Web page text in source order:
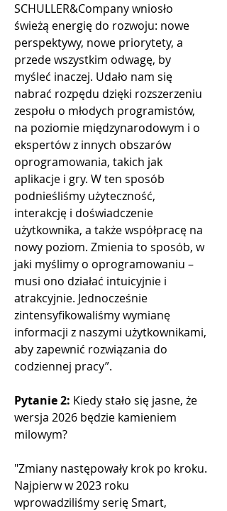
SCHULLER&Company wniosło
świeżą energię do rozwoju: nowe
perspektywy, nowe priorytety, a
przede wszystkim odwagę, by
myśleć inaczej. Udało nam się
nabrać rozpędu dzięki rozszerzeniu
zespołu o młodych programistów,
na poziomie międzynarodowym i o
ekspertów z innych obszarów
oprogramowania, takich jak
aplikacje i gry. W ten sposób
podnieśliśmy użyteczność,
interakcję i doświadczenie
użytkownika, a także współpracę na
nowy poziom. Zmienia to sposób, w
jaki myślimy o oprogramowaniu –
musi ono działać intuicyjnie i
atrakcyjnie. Jednocześnie
zintensyfikowaliśmy wymianę
informacji z naszymi użytkownikami,
aby zapewnić rozwiązania do
codziennej pracy”.
Pytanie 2: Kiedy stało się jasne, że
wersja 2026 będzie kamieniem
milowym?
"Zmiany następowały krok po kroku.
Najpierw w 2023 roku
wprowadziliśmy serię Smart,